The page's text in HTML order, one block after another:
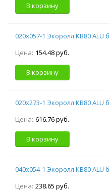
В корзину
020х057-1 Экоролл КВ80
Цена: 154.48 руб.
В корзину
020х273-1 Экоролл КВ80
Цена: 616.76 руб.
В корзину
040х054-1 Экоролл КВ80
Цена: 238.65 руб.